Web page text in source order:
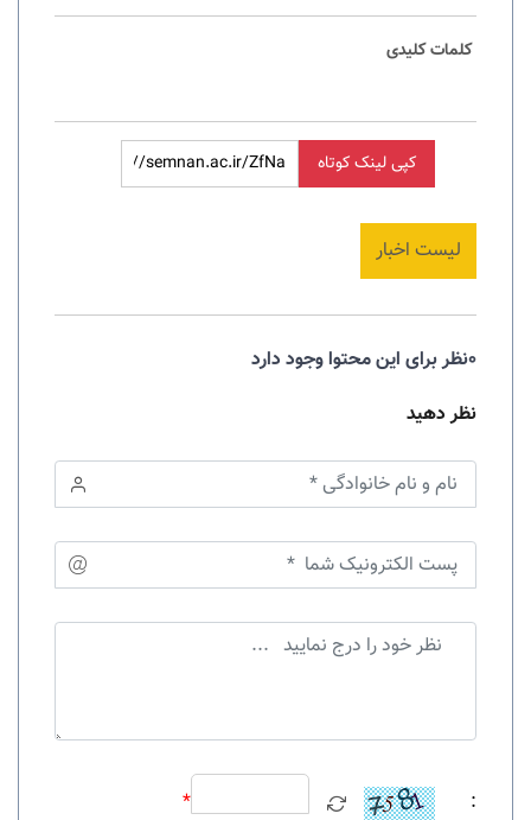
کلمات کلیدی
کپی لینک کوتاه
لیست اخبار
0نظر برای این محتوا وجود دارد
نظر دهید
:
*